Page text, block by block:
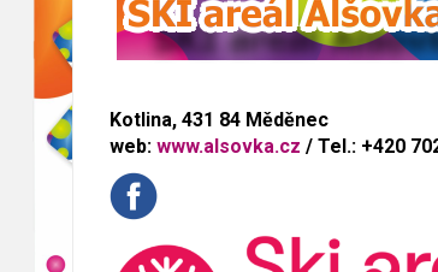
Kotlina, 431 84 Měděnec
web: www.alsovka.cz / Tel.: +420